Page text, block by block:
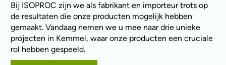
Bij ISOPROC zijn we als fabrikant en importeur trots op
de resultaten die onze producten mogelijk hebben
gemaakt. Vandaag nemen we u mee naar drie unieke
projecten in Kemmel, waar onze producten een cruciale
rol hebben gespeeld.